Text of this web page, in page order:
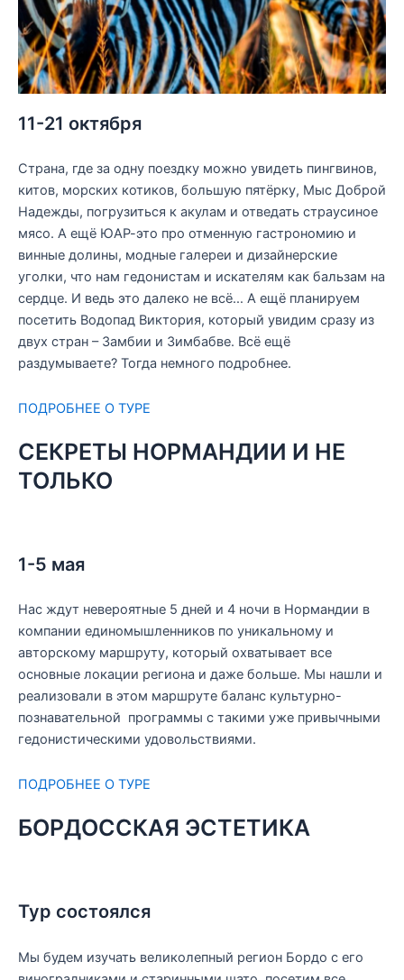
11-21 октября
Страна, где за одну поездку можно увидеть пингвинов,
китов, морских котиков, большую пятёрку, Мыс Доброй
Надежды, погрузиться к акулам и отведать страусиное
мясо. А ещё ЮАР-это про отменную гастрономию и
винные долины, модные галереи и дизайнерские
уголки, что нам гедонистам и искателям как бальзам на
сердце. И ведь это далеко не всё… А ещё планируем
посетить Водопад Виктория, который увидим сразу из
двух стран – Замбии и Зимбабве. Всё ещё
раздумываете? Тогда немного подробнее.
ПОДРОБНЕЕ О ТУРЕ
СЕКРЕТЫ НОРМАНДИИ И НЕ
ТОЛЬКО
1-5 мая
Нас ждут невероятные 5 дней и 4 ночи в Нормандии в
компании единомышленников по уникальному и
авторскому маршруту, который охватывает все
основные локации региона и даже больше. Мы нашли и
реализовали в этом маршруте баланс культурно-
познавательной программы с такими уже привычными
гедонистическими удовольствиями.
ПОДРОБНЕЕ О ТУРЕ
БОРДОССКАЯ ЭСТЕТИКА
Тур состоялся
Мы будем изучать великолепный регион Бордо с его